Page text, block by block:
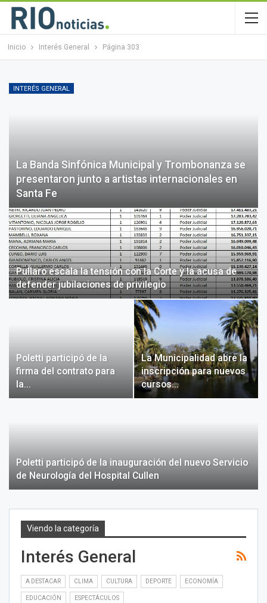
Inicio Interés General Página 303
INTERÉS GENERAL
La Banda Sinfónica Municipal y Trombonanza se
presentaron junto a artistas internacionales en
Santa Fe
Pullaro escala la tensión con la Corte y la acusa de
defender jubilaciones de privilegio
Poletti participó de la
firma del contrato para
la…
La Municipalidad abre la
inscripción para nuevos
cursos…
Poletti participó de la inauguración del nuevo Servicio
de Neurología del Hospital Cullen
Viendo la categoría
Interés General
A DESTACAR CLIMA CULTURA DEPORTE ECONOMÍA
EDUCACIÓN ESPECTÁCULOS